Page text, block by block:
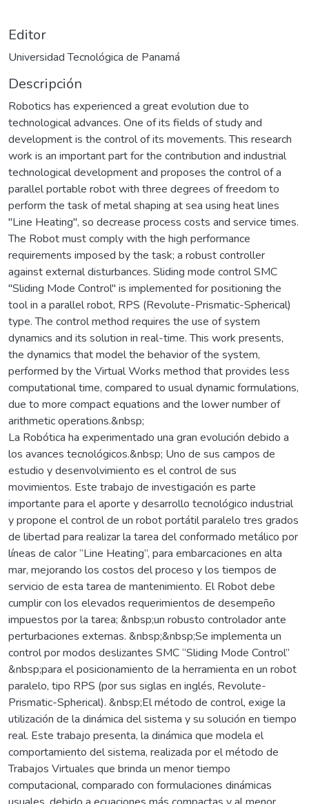
Editor
Universidad Tecnológica de Panamá
Descripción
Robotics has experienced a great evolution due to
technological advances. One of its fields of study and
development is the control of its movements. This research
work is an important part for the contribution and industrial
technological development and proposes the control of a
parallel portable robot with three degrees of freedom to
perform the task of metal shaping at sea using heat lines
"Line Heating", so decrease process costs and service times.
The Robot must comply with the high performance
requirements imposed by the task; a robust controller
against external disturbances. Sliding mode control SMC
"Sliding Mode Control" is implemented for positioning the
tool in a parallel robot, RPS (Revolute-Prismatic-Spherical)
type. The control method requires the use of system
dynamics and its solution in real-time. This work presents,
the dynamics that model the behavior of the system,
performed by the Virtual Works method that provides less
computational time, compared to usual dynamic formulations,
due to more compact equations and the lower number of
arithmetic operations.&nbsp;
La Robótica ha experimentado una gran evolución debido a
los avances tecnológicos.&nbsp; Uno de sus campos de
estudio y desenvolvimiento es el control de sus
movimientos. Este trabajo de investigación es parte
importante para el aporte y desarrollo tecnológico industrial
y propone el control de un robot portátil paralelo tres grados
de libertad para realizar la tarea del conformado metálico por
líneas de calor “Line Heating”, para embarcaciones en alta
mar, mejorando los costos del proceso y los tiempos de
servicio de esta tarea de mantenimiento. El Robot debe
cumplir con los elevados requerimientos de desempeño
impuestos por la tarea; &nbsp;un robusto controlador ante
perturbaciones externas. &nbsp;&nbsp;Se implementa un
control por modos deslizantes SMC “Sliding Mode Control”
&nbsp;para el posicionamiento de la herramienta en un robot
paralelo, tipo RPS (por sus siglas en inglés, Revolute-
Prismatic-Spherical). &nbsp;El método de control, exige la
utilización de la dinámica del sistema y su solución en tiempo
real. Este trabajo presenta, la dinámica que modela el
comportamiento del sistema, realizada por el método de
Trabajos Virtuales que brinda un menor tiempo
computacional, comparado con formulaciones dinámicas